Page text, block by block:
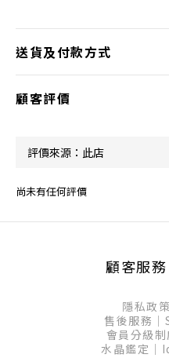
送貨及付款方式
顧客評價
尚未有任何評價
顧客服
隱私政
售後服務
會員分級
水晶鑑定